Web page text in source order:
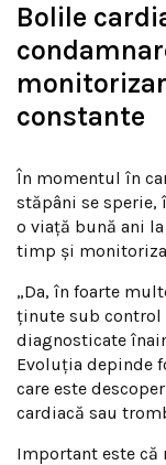
Bolile
constante
În momentul în
stăpâni se sperie,
o viață bună ani
timp și
„Da, în foarte
ținute sub control
diagnosticate
Evoluția depinde
care este
cardiacă sau
Important este